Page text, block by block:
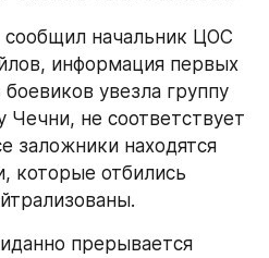
сообщил начальник ЦОС
информация первых
увезла группу
Чечни, не соответствует
заложники находятся
которые отбились
прерывается